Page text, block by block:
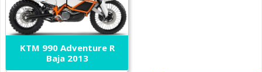
KTM 990 Adventure R
Baja 2013